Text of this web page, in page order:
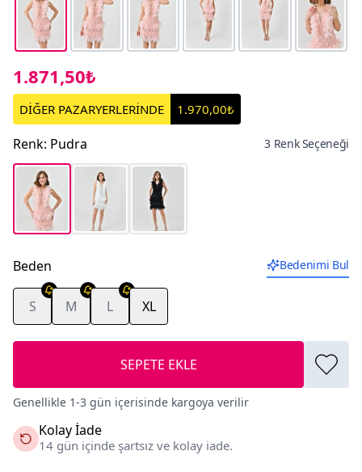
1.871,50₺
DİĞER PAZARYERLERİNDE 1.970,00₺
Renk: Pudra 3 Renk Seçeneği
Beden Bedenimi Bul
S M L XL
SEPETE EKLE
Genellikle 1-3 gün içerisinde kargoya verilir
Kolay İade
14 gün içinde şartsız ve kolay iade.